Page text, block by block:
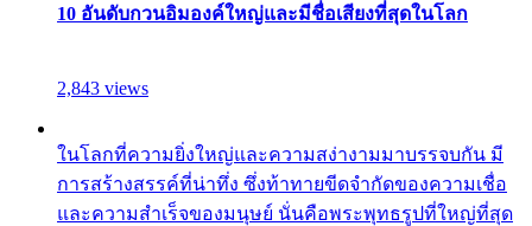
10 อันดับกวนอิมองค์ใหญ่และมีชื่อเสียงที่สุดในโลก
2,843 views
ในโลกที่ความยิ่งใหญ่และความสง่างามมาบรรจบกัน มี
การสร้างสรรค์ที่น่าทึ่ง ซึ่งท้าทายขีดจำกัดของความเชื่อ
และความสำเร็จของมนุษย์ นั่นคือพระพุทธรูปที่ใหญ่ที่สุด